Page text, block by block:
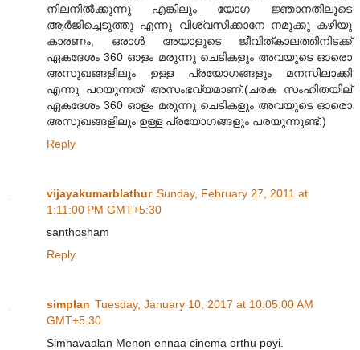
നിലനിൽക്കുന്നു എങ്കിലും യോഗ ജ്ഞാനതിലൂടെ
ആർജിച്ചെടുത്തു എന്നു വിശ്വസിക്കാനേ നമുക്കു കഴിയു
കാരണം, ഒരാൾ അയാളുടെ ജീവിത്കാലത്തിനിടക്ക്
ഏകദേശം 360 ഓളം മരുന്നു ചെടികളും അവയുടെ ഓരൊ
അസുഖങ്ങളിലും ഉള്ള പ്രയോഗങ്ങളും മനസിലാക്കി
എന്നു പറയുന്നത് അസംഭവ്യമാണ്.(ചരക സംഹിതയില്
ഏകദേശം 360 ഓളം മരുന്നു ചെടികളും അവയുടെ ഓരൊ
അസുഖങ്ങളിലും ഉള്ള പ്രയോഗങ്ങളും പരയുന്നുണ്ട്.)
Reply
vijayakumarblathur Sunday, February 27, 2011 at
1:11:00 PM GMT+5:30
santhosham
Reply
simplan Tuesday, January 10, 2017 at 10:05:00 AM
GMT+5:30
Simhavaalan Menon ennaa cinema orthu poyi.